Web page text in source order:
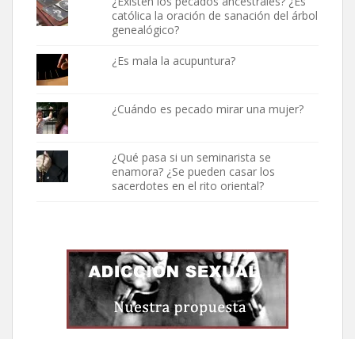
católica la oración de sanación del árbol
genealógico?
¿Es mala la acupuntura?
¿Cuándo es pecado mirar una mujer?
¿Qué pasa si un seminarista se
enamora? ¿Se pueden casar los
sacerdotes en el rito oriental?